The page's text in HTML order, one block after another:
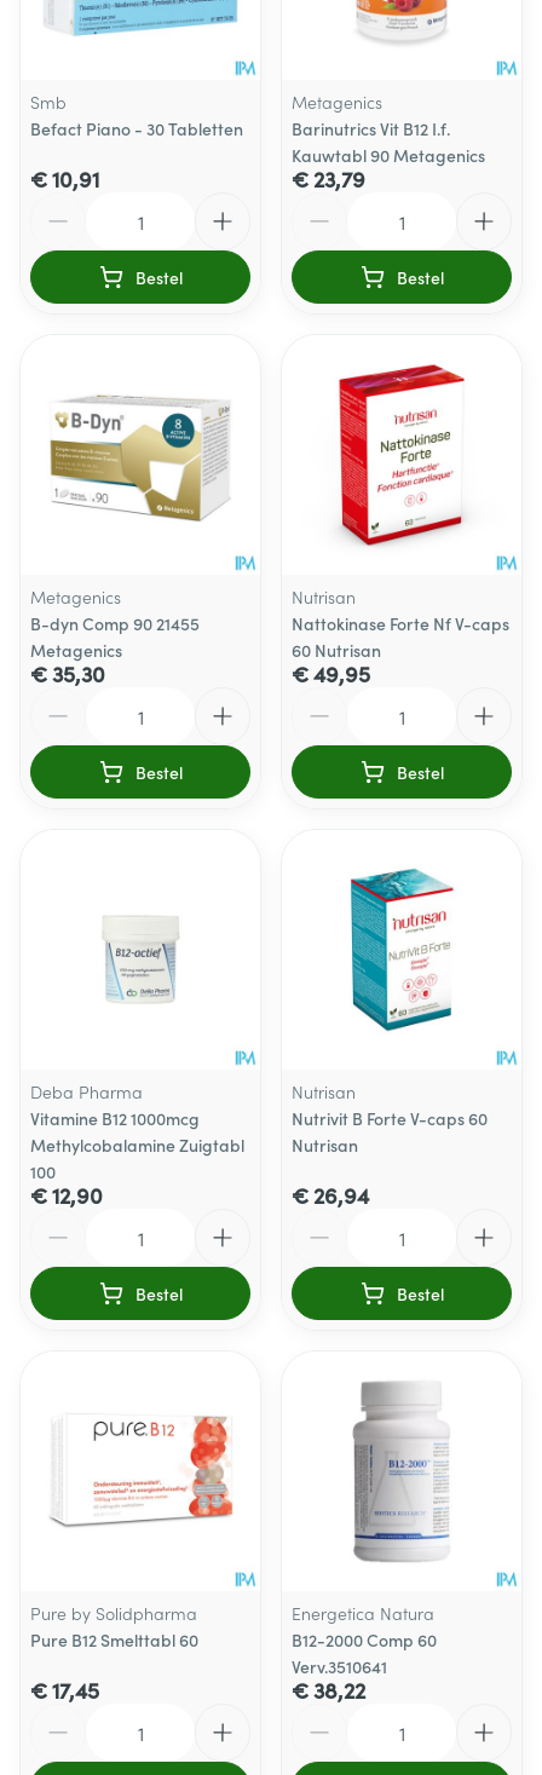
Smb
Befact Piano - 30 Tabletten
€ 10,91
Bestel
Metagenics
Barinutrics Vit B12 I.f.
Kauwtabl 90 Metagenics
€ 23,79
Bestel
Metagenics
B-dyn Comp 90 21455
Metagenics
€ 35,30
Bestel
Nutrisan
Nattokinase Forte Nf V-caps
60 Nutrisan
€ 49,95
Bestel
Deba Pharma
Vitamine B12 1000mcg
Methylcobalamine Zuigtabl
100
€ 12,90
Bestel
Nutrisan
Nutrivit B Forte V-caps 60
Nutrisan
€ 26,94
Bestel
Pure by Solidpharma
Pure B12 Smelttabl 60
€ 17,45
Energetica Natura
B12-2000 Comp 60
Verv.3510641
€ 38,22